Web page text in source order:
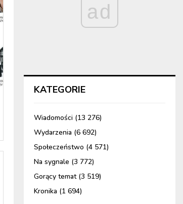
ad
KATEGORIE
Wiadomości (13 276)
Wydarzenia (6 692)
Społeczeństwo (4 571)
Na sygnale (3 772)
Gorący temat(3 519)
Kronika (1 694)